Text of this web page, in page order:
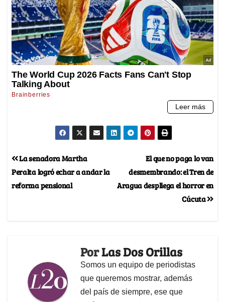
El que no paga lo van
desmembrando: el Tren de
Aragua despliega el horror en
Cúcuta
La senadora Martha
Peralta logró echar a andar la
reforma pensional
PorLas Dos Orillas
Somos un equipo de periodistas
que queremos mostrar, además
del país de siempre, ese que